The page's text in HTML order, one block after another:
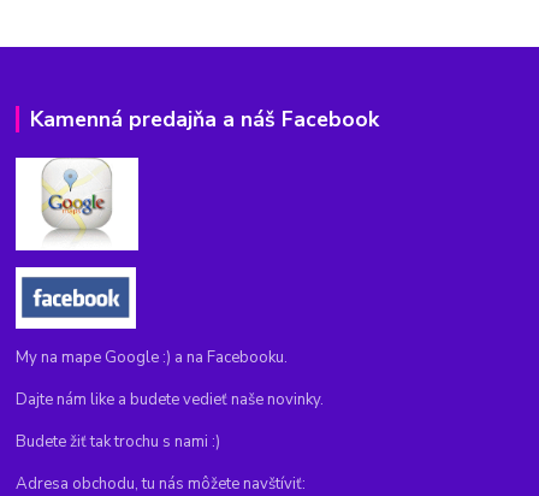
Kamenná predajňa a náš Facebook
My na mape Google :) a na Facebooku.
Dajte nám like a budete vedieť naše novinky.
Budete žiť tak trochu s nami :)
Adresa obchodu, tu nás môžete navštíviť: